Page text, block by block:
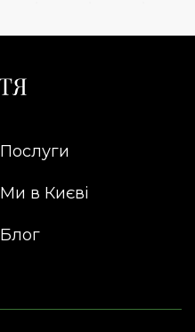
Послуги
Ми в Києві
Блог